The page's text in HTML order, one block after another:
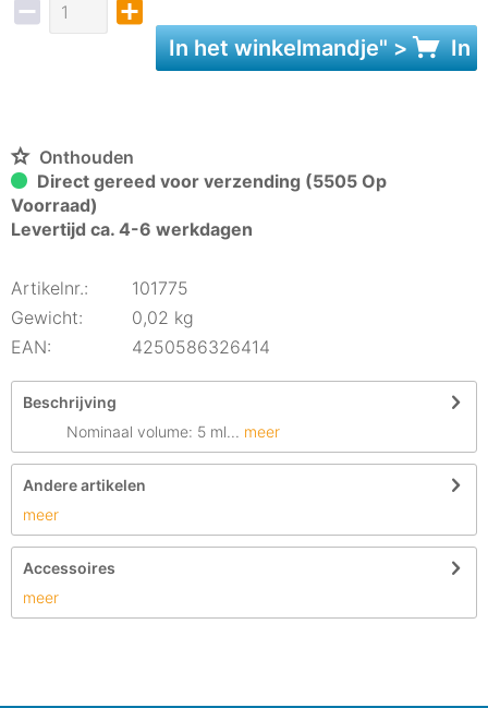
In hetwinkelmandje" > In
Onthouden
Direct gereed voor verzending (5505 Op
Voorraad)
Levertijd ca. 4-6 werkdagen
Artikelnr.:
101775
Gewicht:
0,02 kg
EAN:
4250586326414
Beschrijving
Nominaal volume: 5 ml... meer
Andere artikelen
meer
Accessoires
meer